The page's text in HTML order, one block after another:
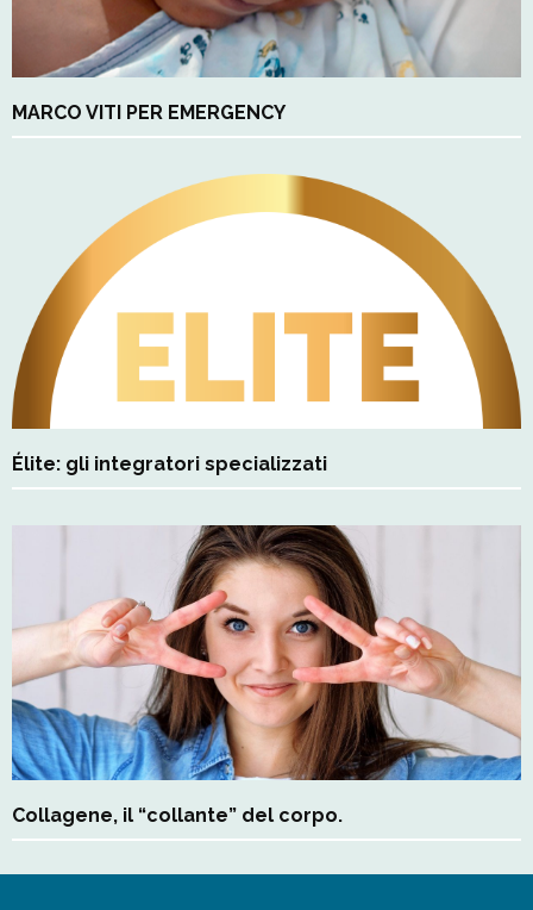
MARCO VITI PER EMERGENCY
Élite: gli integratori specializzati
Collagene, il “collante” del corpo.